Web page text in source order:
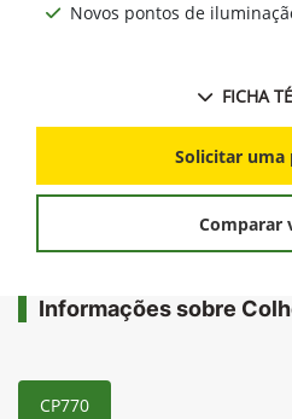
Novos pontos de
FICHA
Solicitar uma
Comparar
Informações sobre
CP770